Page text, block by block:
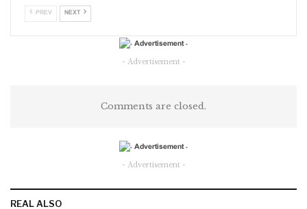
PREV NEXT
- Advertisement -
Comments are closed.
- Advertisement -
REAL ALSO